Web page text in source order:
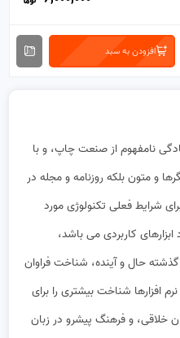
افزودن به سبد
نامفهوم از صنعت چاپ، و با
و متون بلکه روزنامه و مجله در
شرایط فعلی تکنولوژی مورد
کاربردی می باشد،
حال و آینده، شناخت فراوان
افزارها شناخت بیشتری را برای
خلاقی، و فرهنگ پیشرو در زبان